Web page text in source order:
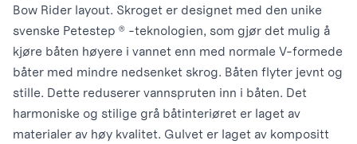
Bow Rider layout. Skroget er designet med den unike
svenske Petestep ® -teknologien, som gjør det mulig å
kjøre båten høyere i vannet enn med normale V-formede
båter med mindre nedsenket skrog. Båten flyter jevnt og
stille. Dette reduserer vannspruten inn i båten. Det
harmoniske og stilige grå båtinteriøret er laget av
materialer av høy kvalitet. Gulvet er laget av kompositt